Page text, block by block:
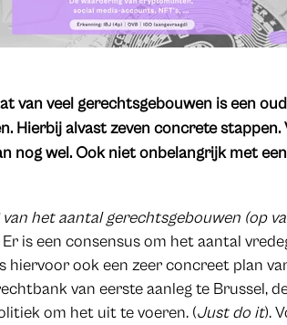
van veel gerechtsgebouwen is een
Hierbij alvast zeven concrete stappen.
nog wel. Ook niet onbelangrijk met
het aantal gerechtsgebouwen (op
Er is een consensus om het aantal
hiervoor ook een zeer concreet plan
van eerste aanleg te Brussel,
om het uit te voeren. (Just do it).